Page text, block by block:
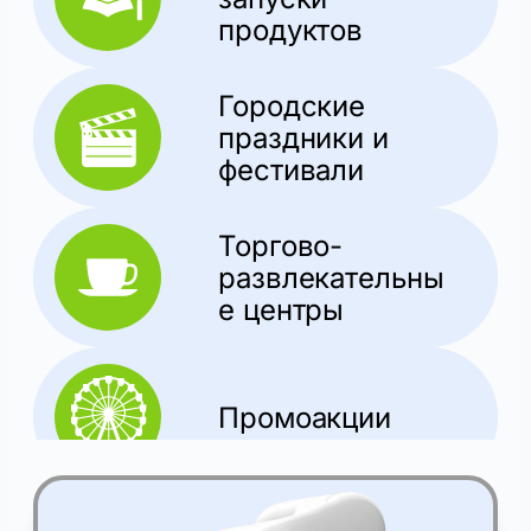
продуктов
Городские
праздники и
фестивали
Торгово-
развлекательны
е центры
Промоакции